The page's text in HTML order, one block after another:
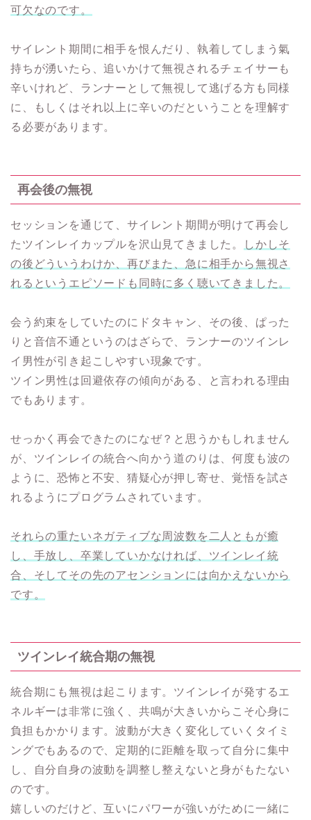
可欠なのです。
サイレント期間に相手を恨んだり、執着してしまう氣
持ちが湧いたら、追いかけて無視されるチェイサーも
辛いけれど、ランナーとして無視して逃げる方も同様
に、もしくはそれ以上に辛いのだということを理解す
る必要があります。
再会後の無視
セッションを通じて、サイレント期間が明けて再会し
たツインレイカップルを沢山見てきました。
しかしそ
の後どういうわけか、再びまた、急に相手から無視さ
れるというエピソードも同時に多く聴いてきました。
会う約束をしていたのにドタキャン、その後、ぱった
りと音信不通というのはざらで、ランナーのツインレ
イ男性が引き起こしやすい現象です。
ツイン男性は回避依存の傾向がある、と言われる理由
でもあります。
せっかく再会できたのになぜ？と思うかもしれません
が、ツインレイの統合へ向かう道のりは、何度も波の
ように、恐怖と不安、猜疑心が押し寄せ、覚悟を試さ
れるようにプログラムされています。
それらの重たいネガティブな周波数を二人ともが癒
し、手放し、卒業していかなければ、ツインレイ統
合、そしてその先のアセンションには向かえないから
です。
ツインレイ統合期の無視
統合期にも無視は起こります。ツインレイが発するエ
ネルギーは非常に強く、共鳴が大きいからこそ心身に
負担もかかります。波動が大きく変化していくタイミ
ングでもあるので、定期的に距離を取って自分に集中
し、自分自身の波動を調整し整えないと身がもたない
のです。
嬉しいのだけど、互いにパワーが強いがために一緒に